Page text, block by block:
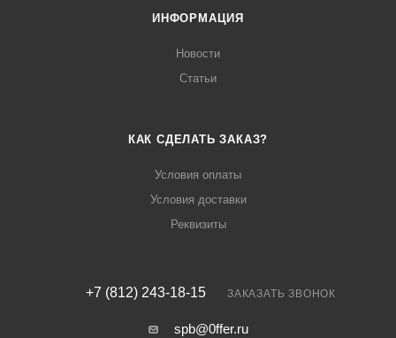
ИНФОРМАЦИЯ
Новости
Статьи
КАК СДЕЛАТЬ ЗАКАЗ?
Условия оплаты
Условия доставки
Реквизиты
+7 (812) 243-18-15 ЗАКАЗАТЬ ЗВОНОК
spb@0ffer.ru